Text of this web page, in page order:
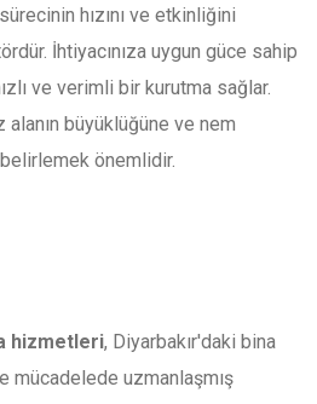
sürecinin hızını ve etkinliğini
İhtiyacınıza uygun güce sahip
ve verimli bir kurutma sağlar.
alanın büyüklüğüne ve nem
önemlidir.
hizmetleri, Diyarbakır'daki bina
mücadelede uzmanlaşmış